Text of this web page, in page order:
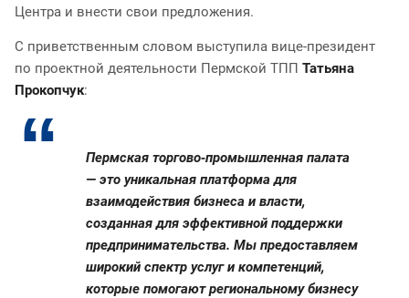
Центра и внести свои предложения.
С приветственным словом выступила вице-президент
по проектной деятельности Пермской ТПП Татьяна
Прокопчук:
Пермская торгово‑промышленная палата
— это уникальная платформа для
взаимодействия бизнеса и власти,
созданная для эффективной поддержки
предпринимательства. Мы предоставляем
широкий спектр услуг и компетенций,
которые помогают региональному бизнесу